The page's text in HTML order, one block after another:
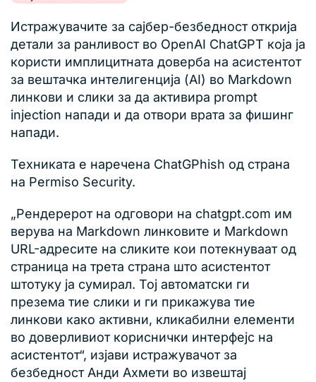
Истражувачите за сајбер-безбедност открија
детали за ранливост во OpenAI ChatGPT која ја
користи имплицитната доверба на асистентот
за вештачка интелигенција (AI) во Markdown
линкови и слики за да активира prompt
injection напади и да отвори врата за фишинг
напади.
Техниката е наречена ChatGPhish од страна
на Permiso Security.
„Рендерерот на одговори на chatgpt.com им
верува на Markdown линковите и Markdown
URL-адресите на сликите кои потекнуваат од
страница на трета страна што асистентот
штотуку ја сумирал. Тој автоматски ги
презема тие слики и ги прикажува тие
линкови како активни, кликабилни елементи
во доверливиот кориснички интерфејс на
асистентот“, изјави истражувачот за
безбедност Анди Ахмети во извештај